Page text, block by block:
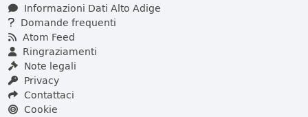
Informazioni Dati Alto Adige
Domande frequenti
Atom Feed
Ringraziamenti
Note legali
Privacy
Contattaci
Cookie